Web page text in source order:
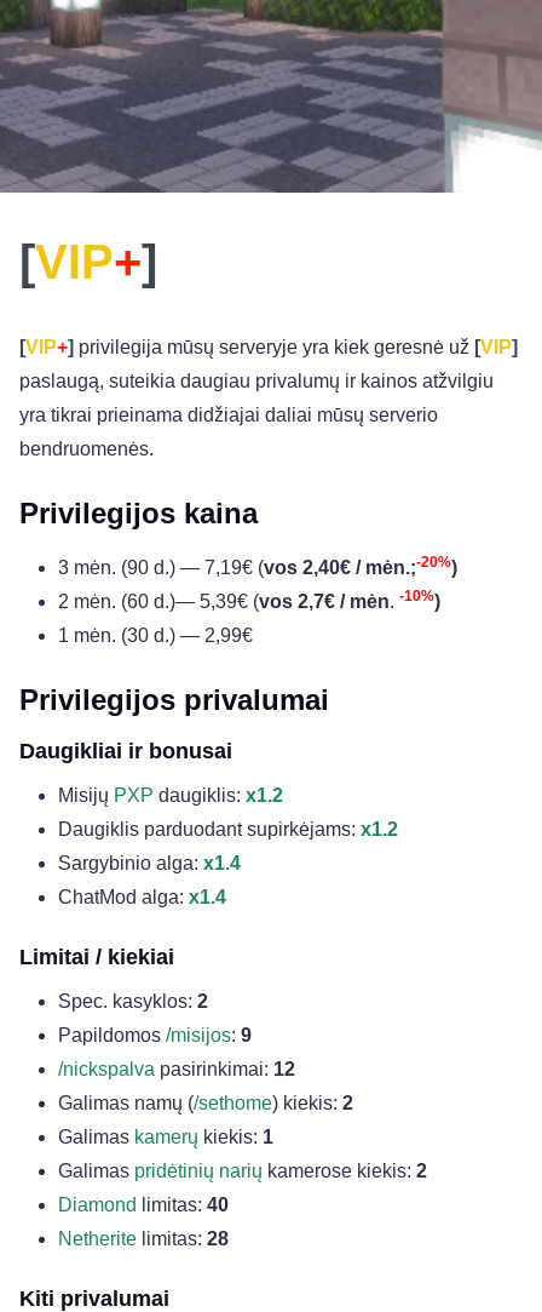
[VIP+]
[VIP+] privilegija mūsų serveryje yra kiek geresnė už [VIP]
paslaugą, suteikia daugiau privalumų ir kainos atžvilgiu
yra tikrai prieinama didžiajai daliai mūsų serverio
bendruomenės.
Privilegijos kaina
3 mėn. (90 d.) — 7,19€ (vos 2,40€ / mėn.;-20%)
2 mėn. (60 d.)— 5,39€ (vos 2,7€ / mėn. -10%)
1 mėn. (30 d.) — 2,99€
Privilegijos privalumai
Daugikliai ir bonusai
Misijų PXP daugiklis: x1.2
Daugiklis parduodant supirkėjams: x1.2
Sargybinio alga: x1.4
ChatMod alga: x1.4
Limitai / kiekiai
Spec. kasyklos: 2
Papildomos /misijos: 9
/nickspalva pasirinkimai: 12
Galimas namų (/sethome) kiekis: 2
Galimas kamerų kiekis: 1
Galimas pridėtinių narių kamerose kiekis: 2
Diamond
limitas: 40
Netherite limitas: 28
Kiti privalumai